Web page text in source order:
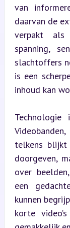
van
daarvan de
verpakt
spanning,
slachtoffers
is een
inhoud kan
telkens
doorgeven,
over
een
kunnen
korte